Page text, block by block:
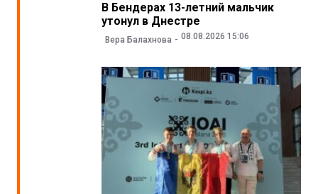
В Бендерах 13-летний мальчик
утонул в Днестре
Вера Балахнова 08.08.2026 15:06